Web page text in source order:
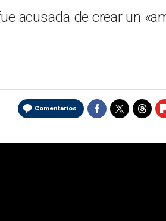
acusada de crear un
Comentarios